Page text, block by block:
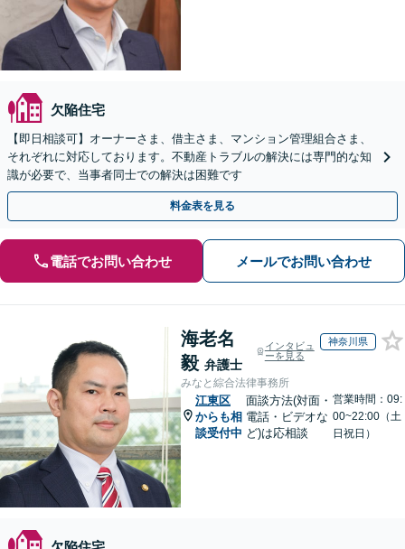
欠陥住宅
【即日相談可】オーナーさま、借主さま、マンション管理組合さま、
それぞれに対応しております。不動産トラブルの解決には専門的な知
識が必要で、当事者同士での解決は困難です
料金表を見る
電話でお問い合わせ メールでお問い合わせ
海老名
毅 弁護士
インタビュ
ーを見る
神奈川県
みなと綜合法律事務所
江東区
からも相
談受付中
面談方法(対面・
電話・ビデオな
ど)は応相談
営業時間：09:
00~22:00（土
日祝日）